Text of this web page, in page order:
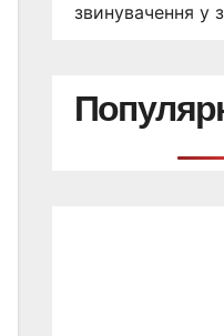
звинувачення у